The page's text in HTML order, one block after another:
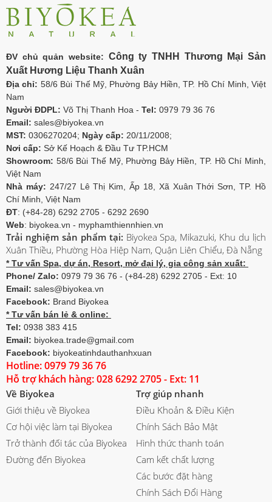
ĐV chủ quản website: Công ty TNHH Thương Mại Sản
Xuất Hương Liệu Thanh Xuân
Địa chỉ: 58/6 Bùi Thế Mỹ, Phường Bảy Hiền, TP. Hồ Chí Minh, Việt
Nam
Người ĐDPL: Võ Thị Thanh Hoa - Tel: 0979 79 36 76
Email: sales@biyokea.vn
MST: 0306270204; Ngày cấp: 20/11/2008;
Nơi cấp: Sở Kế Hoạch & Đầu Tư TP.HCM
Showroom: 58/6 Bùi Thế Mỹ, Phường Bảy Hiền, TP. Hồ Chí Minh,
Việt Nam
Nhà máy: 247/27 Lê Thị Kim, Ấp 18, Xã Xuân Thới Sơn, TP. Hồ
Chí Minh, Việt Nam
ĐT: (+84-28) 6292 2705 - 6292 2690
Web: biyokea.vn - myphamthiennhien.vn
Trải nghiệm sản phẩm tại: Biyokea Spa, Mikazuki, Khu du lịch
Xuân Thiều, Phường Hòa Hiệp Nam, Quận Liên Chiểu, Đà Nẵng
* Tư vấn Spa, dự án, Resort, mở đại lý, gia công sản xuất:
Phone/ Zalo: 0979 79 36 76 - (+84-28) 6292 2705 - Ext: 10
Email: sales@biyokea.vn
Facebook: Brand Biyokea
* Tư vấn bán lẻ & online:
Tel: 0938 383 415
Email: biyokea.trade@gmail.com
Facebook: biyokeatinhdauthanhxuan
Hotline: 0979 79 36 76
Hỗ trợ khách hàng: 028 6292 2705 - Ext: 11
Về Biyokea
Giới thiệu về Biyokea
Cơ hội việc làm tại Biyokea
Trở thành đối tác của Biyokea
Đường đến Biyokea
Trợ giúp nhanh
Điều Khoản & Điều Kiện
Chính Sách Bảo Mật
Hình thức thanh toán
Cam kết chất lượng
Các bước đặt hàng
Chính Sách Đổi Hàng